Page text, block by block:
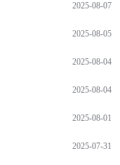
2025-08-07
2025-08-05
2025-08-04
2025-08-04
2025-08-01
2025-07-31